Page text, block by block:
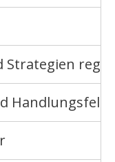
Strategien